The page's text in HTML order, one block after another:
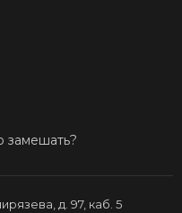
замешать?
д. 97, каб. 5